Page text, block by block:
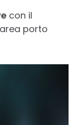
con il
porto